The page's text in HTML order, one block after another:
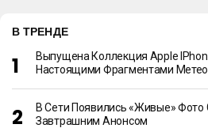
В ТРЕНДЕ
Выпущена Коллекция Apple
Настоящими Фрагментами
В Сети Появились «живые» Фото
Завтрашним Анонсом